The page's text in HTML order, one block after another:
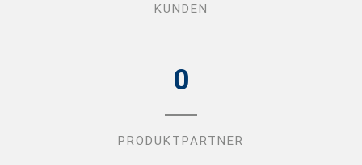
KUNDEN
0
PRODUKTPARTNER